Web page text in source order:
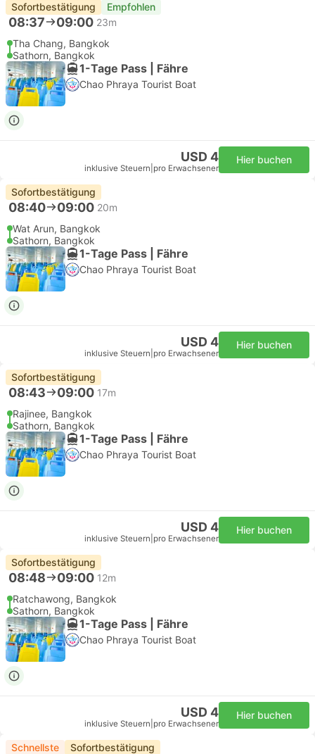
Sofortbestätigung Empfohlen
08:37 09:00 23m
Tha Chang, Bangkok
Sathorn, Bangkok
1-Tage Pass | Fähre
Chao Phraya Tourist Boat
USD 4
inklusive Steuern pro Erwachsener
Hier buchen
Sofortbestätigung
08:40 09:00 20m
Wat Arun, Bangkok
Sathorn, Bangkok
1-Tage Pass | Fähre
Chao Phraya Tourist Boat
USD 4
inklusive Steuern pro Erwachsener
Hier buchen
Sofortbestätigung
08:43 09:00 17m
Rajinee, Bangkok
Sathorn, Bangkok
1-Tage Pass | Fähre
Chao Phraya Tourist Boat
USD 4
inklusive Steuern pro Erwachsener
Hier buchen
Sofortbestätigung
08:48 09:00 12m
Ratchawong, Bangkok
Sathorn, Bangkok
1-Tage Pass | Fähre
Chao Phraya Tourist Boat
USD 4
inklusive Steuern pro Erwachsener
Hier buchen
Schnellste Sofortbestätigung